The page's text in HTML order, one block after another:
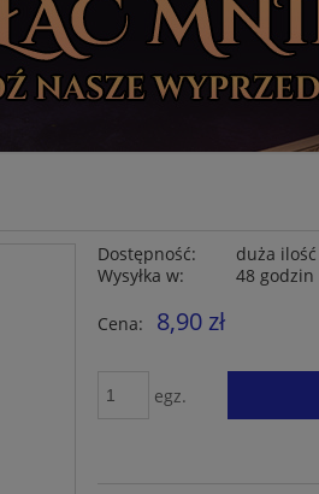
Dostępność:
duża ilość
Wysyłka w:
48 godzin
Cena: 8,90 zł
egz.